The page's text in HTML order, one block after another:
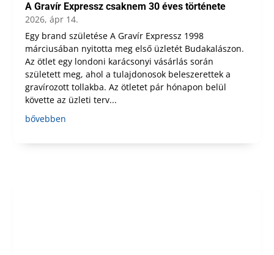
A Gravír Expressz csaknem 30 éves története
2026, ápr 14.
Egy brand születése A Gravír Expressz 1998
márciusában nyitotta meg első üzletét Budakalászon.
Az ötlet egy londoni karácsonyi vásárlás során
született meg, ahol a tulajdonosok beleszerettek a
gravírozott tollakba. Az ötletet pár hónapon belül
követte az üzleti terv...
bővebben